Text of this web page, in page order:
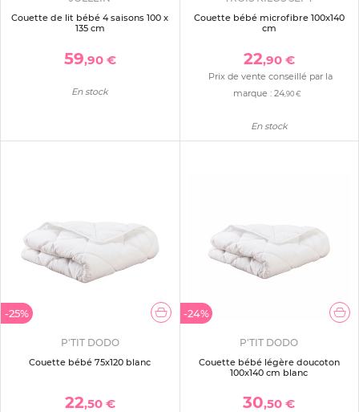
Couette de lit bébé 4 saisons 100 x
135 cm
59,90 €
En stock
Couette bébé microfibre 100x140
cm
22,90 €
Prix de vente conseillé par la
marque :24 ,90 €
En stock
-25%
P'TIT DODO
Couette bébé 75x120 blanc
22,50 €
-24%
P'TIT DODO
Couette bébé légère doucoton
100x140 cm blanc
30,50 €